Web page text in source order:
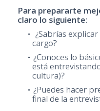
Para prepararte
claro lo siguiente:
¿Sabrías
cargo?
¿Conoces lo
está
cultura)?
¿Puedes hacer
final de la